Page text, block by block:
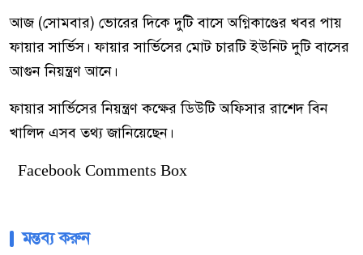
আজ (সোমবার) ভোরের দিকে দুটি বাসে অগ্নিকাণ্ডের খবর পায়
ফায়ার সার্ভিস। ফায়ার সার্ভিসের মোট চারটি ইউনিট দুটি বাসের
আগুন নিয়ন্ত্রণ আনে।
ফায়ার সার্ভিসের নিয়ন্ত্রণ কক্ষের ডিউটি অফিসার রাশেদ বিন
খালিদ এসব তথ্য জানিয়েছেন।
Facebook Comments Box
মন্তব্য করুন